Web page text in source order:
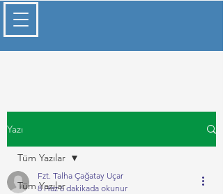
Yazı
Tüm Yazılar
Tüm Yazılar
Fzt. Talha Çağatay Uçar
8 Haz 6 dakikada okunur